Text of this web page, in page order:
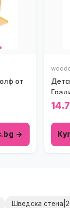
от
→
Шведска